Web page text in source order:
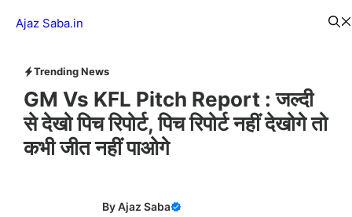
Ajaz Saba.in
Trending News
GM Vs KFL Pitch Report : जल्दी
से देखो पिच रिपोर्ट, पिच रिपोर्ट नहीं देखोगे तो
कभी जीत नहीं पाओगे
ByAjaz Saba